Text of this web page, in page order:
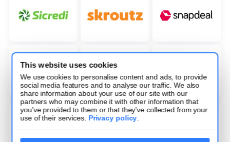
This website uses cookies
We use cookies to personalise content and ads, to provide
social media features and to analyse our traffic. We also
share information about your use of our site with our
partners who may combine it with other information that
you’ve provided to them or that they’ve collected from your
use of their services. Privacy policy.